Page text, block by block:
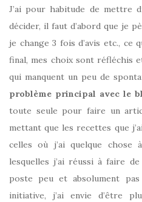
J’ai pour habitude de mettre
décider, il faut d’abord que je
je change 3 fois d’avis etc., ce
final, mes choix sont réfléchis
qui manquent un peu de
problème principal avec le
toute seule pour faire un
mettant que les recettes que
celles où j’ai quelque
lesquelles j’ai réussi à faire
poste peu et absolument
initiative, j’ai envie d’être